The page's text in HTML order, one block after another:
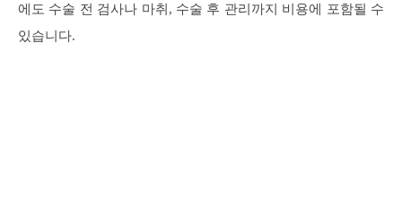
에도 수술 전 검사나 마취, 수술 후 관리까지 비용에 포함될 수
있습니다.